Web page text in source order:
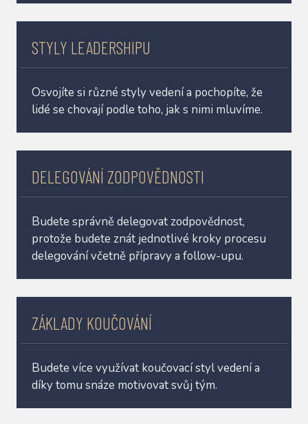
STYLY LEADERSHIPU
Osvojíte si různé styly vedení a pochopíte, že
lidé se chovají podle toho, jak s nimi mluvíme.
DELEGOVÁNÍ ZODPOVĚDNOSTI
Budete správně delegovat zodpovědnost,
protože budete znát jednotlivé kroky procesu
delegování včetně přípravy a follow-upu.
ZÁKLADY KOUČOVÁNÍ
Budete více využívat koučovací styl vedení a
díky tomu snáze motivovat svůj tým.